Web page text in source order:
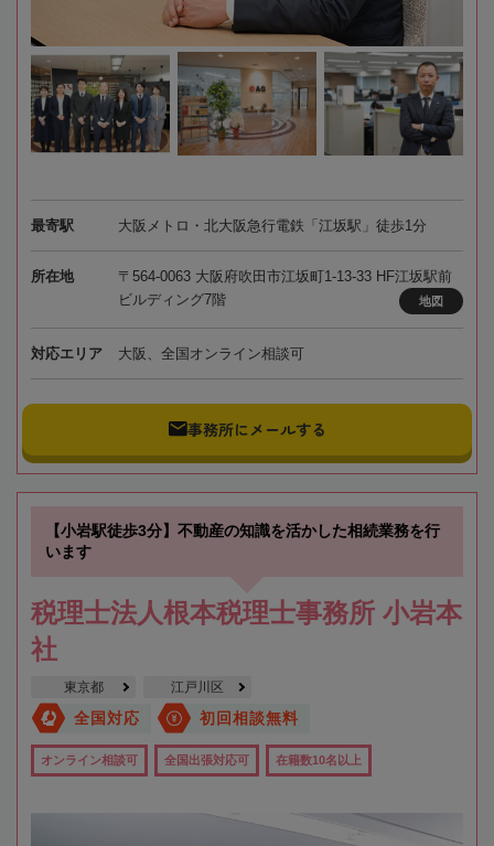
最寄駅 大阪メトロ・北大阪急行電鉄「江坂駅」徒歩1分
所在地
〒564-0063 大阪府吹田市江坂町1-13-33 HF江坂駅前
ビルディング7階
地図
対応エリア 大阪、全国オンライン相談可
事務所にメールする
【小岩駅徒歩3分】不動産の知識を活かした相続業務を行
います
税理士法人根本税理士事務所 小岩本
社
東京都 江戸川区
全国対応 初回相談無料
オンライン相談可 全国出張対応可 在籍数10名以上